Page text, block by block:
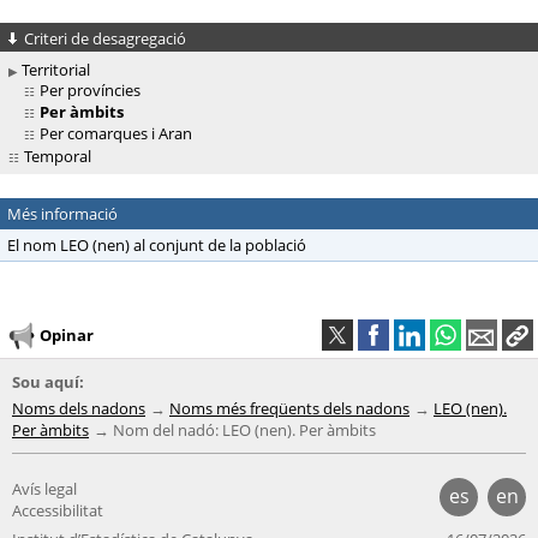
Criteri de desagregació
Territorial
Per províncies
Per àmbits
Per comarques i Aran
Temporal
Més informació
El nom LEO (nen) al conjunt de la població
Opinar
Sou aquí:
Noms dels nadons
Noms més freqüents dels nadons
LEO (nen).
Per àmbits
Nom del nadó: LEO (nen). Per àmbits
es en
Avís legal
Accessibilitat